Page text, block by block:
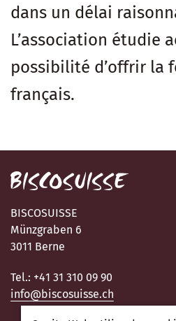
dans un délai
L’association étudie
possibilité d’offrir la
français.
BISCOSUISSE
Münzgraben 6
3011 Berne
Tel.: +41 31 310 09 90
info@biscosuisse.ch